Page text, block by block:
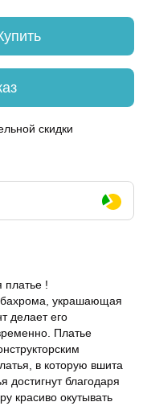
скидки
!
украшающая
делает его
Платье
в которую вшита
благодаря
красиво окутывать